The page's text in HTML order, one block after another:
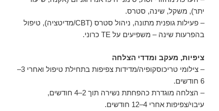
יתר), משקל, שינה, סטרס.
– פעילות גופנית מתונה, ניהול סטרס (CBT/מדיטציה), טיפול
בהפרעות שינה – משפיעים על TE כרוני.
ציפיות, מעקב ומדדי הצלחה
– צילומי טריכוסקופיה/מדידות צפיפות בתחילת טיפול ואחרי 3–
6 חודשים.
– הצלחה מוגדרת כהפחתת נשירה תוך 2–4 חודשים,
עיבוי/צפיפות אחרי 4–12 חודשים.